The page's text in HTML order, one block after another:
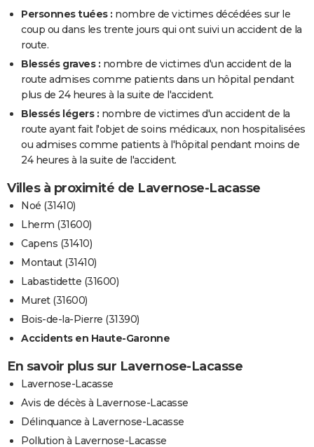
Personnes tuées : nombre de victimes décédées sur le
coup ou dans les trente jours qui ont suivi un accident de la
route.
Blessés graves : nombre de victimes d'un accident de la
route admises comme patients dans un hôpital pendant
plus de 24 heures à la suite de l'accident.
Blessés légers : nombre de victimes d'un accident de la
route ayant fait l'objet de soins médicaux, non hospitalisées
ou admises comme patients à l'hôpital pendant moins de
24 heures à la suite de l'accident.
Villes à proximité de Lavernose-Lacasse
Noé (31410)
Lherm (31600)
Capens (31410)
Montaut (31410)
Labastidette (31600)
Muret (31600)
Bois-de-la-Pierre (31390)
Accidents en Haute-Garonne
En savoir plus sur Lavernose-Lacasse
Lavernose-Lacasse
Avis de décès à Lavernose-Lacasse
Délinquance à Lavernose-Lacasse
Pollution à Lavernose-Lacasse